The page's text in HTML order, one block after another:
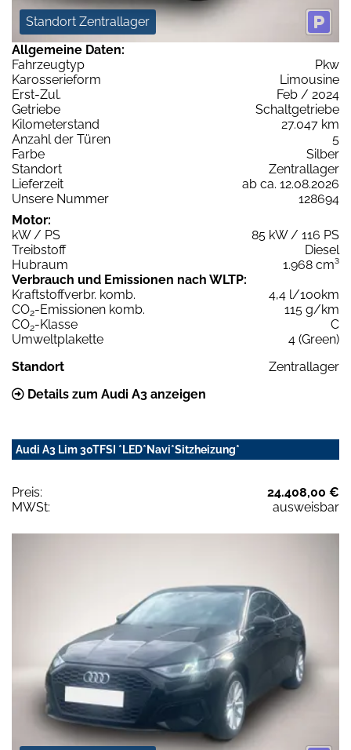
Standort Zentrallager
Allgemeine Daten:
Fahrzeugtyp
Pkw
Karosserieform
Limousine
Erst-Zul.
Feb / 2024
Getriebe
Schaltgetriebe
Kilometerstand
27.047 km
Anzahl der Türen
5
Farbe
Silber
Standort
Zentrallager
Lieferzeit
ab ca. 12.08.2026
Unsere Nummer
128694
Motor:
kW / PS
85 kW / 116 PS
Treibstoff
Diesel
Hubraum
1.968 cm³
Verbrauch und Emissionen nach WLTP:
Kraftstoffverbr. komb.
4,4 l/100km
CO2-Emissionen komb.
115 g/km
CO2-Klasse
C
Umweltplakette
4 (Green)
Standort
Zentrallager
Details zum Audi A3 anzeigen
Audi A3 Lim 30TFSI *LED*Navi*Sitzheizung*
Preis:
24.408,00 €
MWSt:
ausweisbar